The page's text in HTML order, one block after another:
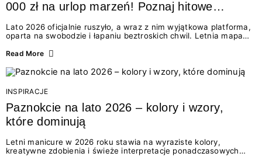
000 zł na urlop marzeń! Poznaj hitowe
Lato 2026 oficjalnie ruszyło, a wraz z nim wyjątkowa platforma,
oparta na swobodzie i łapaniu beztroskich chwil. Letnia mapa
doświadczenia wakacji – od spontanicznych wyjazdów, przez
Motywem przewodnim jest eksplorowanie i kolekcjonowanie
letnich momentów. Z tej okazji przygotowaliśmy coś absolutnie
wyjątkowego: wielki konkurs z wakacje.pl oraz dawkę
najgorętszych trendów w...
Read More
INSPIRACJE
Paznokcie na lato 2026 – kolory i wzory,
które dominują
Letni manicure w 2026 roku stawia na wyraziste kolory,
kreatywne zdobienia i świeże interpretacje ponadczasowych